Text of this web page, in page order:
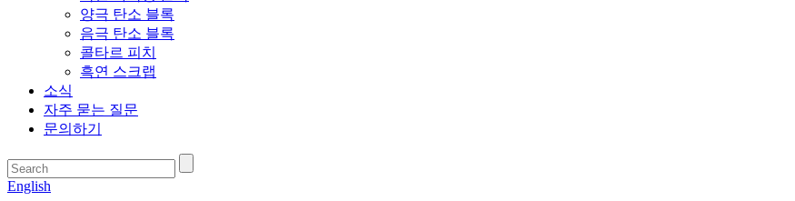
양극 탄소 블록
음극 탄소 블록
콜타르 피치
흑연 스크랩
소식
자주 묻는 질문
문의하기
English